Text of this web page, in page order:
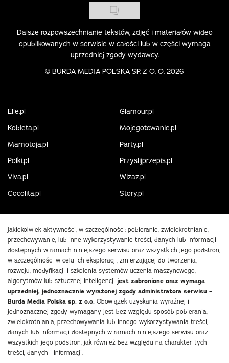
Dalsze rozpowszechnianie tekstów, zdjęć i materiałów wideo
opublikowanych w serwisie w całości lub w części wymaga
uprzedniej zgody wydawcy.
© BURDA MEDIA POLSKA SP. Z O. O. 2026
Elle.pl
Glamour.pl
Kobieta.pl
Mojegotowanie.pl
Mamotoja.pl
Party.pl
Polki.pl
Przyslijprzepis.pl
Viva.pl
Wizaz.pl
Cocolita.pl
Story.pl
Jakiekolwiek aktywności, w szczególności: pobieranie, zwielokrotnianie,
przechowywanie, lub inne wykorzystywanie treści, danych lub informacji
dostępnych w ramach niniejszego serwisu oraz wszystkich jego podstron,
w szczególności w celu ich eksploracji, zmierzającej do tworzenia,
rozwoju, modyfikacji i szkolenia systemów uczenia maszynowego,
algorytmów lub sztucznej inteligencji jest zabronione oraz wymaga
uprzedniej, jednoznacznie wyrażonej zgody administratora serwisu –
Burda Media Polska sp. z o.o. Obowiązek uzyskania wyraźnej i
jednoznacznej zgody wymagany jest bez względu sposób pobierania,
zwielokrotniania, przechowywania lub innego wykorzystywania treści,
danych lub informacji dostępnych w ramach niniejszego serwisu oraz
wszystkich jego podstron, jak również bez względu na charakter tych
treści, danych i informacji.